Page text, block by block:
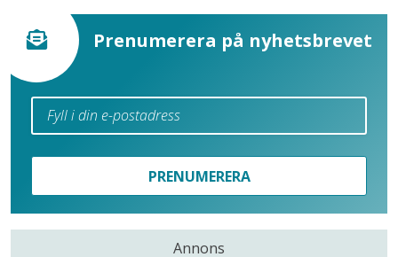
Prenumerera på nyhetsbrevet
PRENUMERERA
Annons